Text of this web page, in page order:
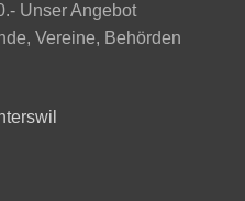
Unser Angebot
Vereine, Behörden